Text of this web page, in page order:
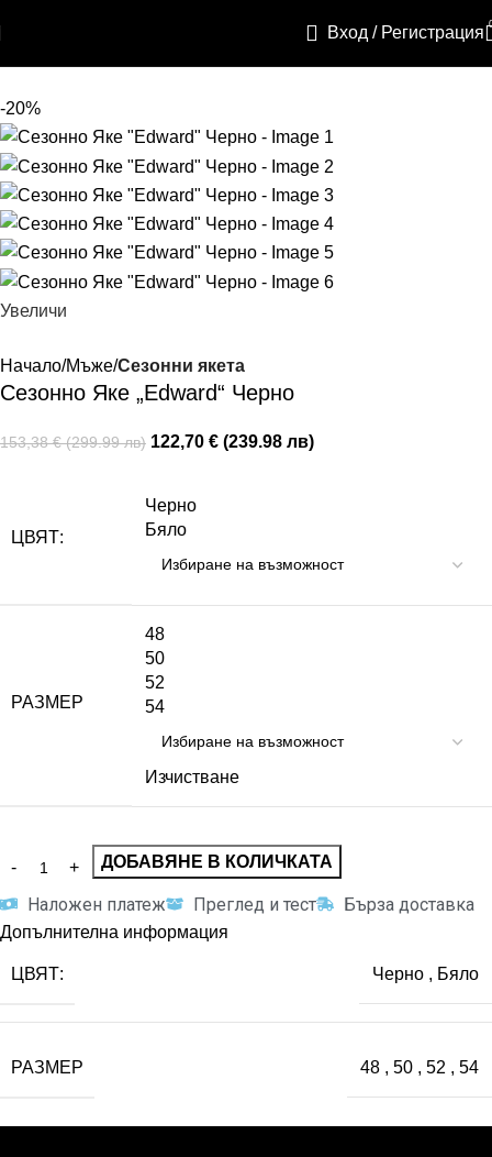
Skip to navigation
Вход / Регистрация
-20%
Увеличи
Начало Мъже Сезонни якета
Сезонно Яке „Edward“ Черно
153,38 € (299.99 лв) 122,70 € (239.98 лв)
ЦВЯТ:
Черно
Бяло
РАЗМЕР
48
50
52
54
Изчистване
ДОБАВЯНЕ В КОЛИЧКАТА
Наложен платеж Преглед и тест Бърза доставка
Допълнителна информация
ЦВЯТ: Черно , Бяло
РАЗМЕР 48 , 50 , 52 , 54